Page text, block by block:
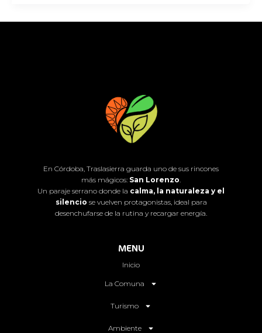
En Córdoba, Traslasierra guarda uno de sus rincones
más mágicos: San Lorenzo.
Un paraje serrano donde la calma, la naturaleza y el
silencio se vuelven protagonistas, ideal para
desenchufarse de la rutina y recargar energía.
MENU
Inicio
La Comuna
Turismo
Ambiente